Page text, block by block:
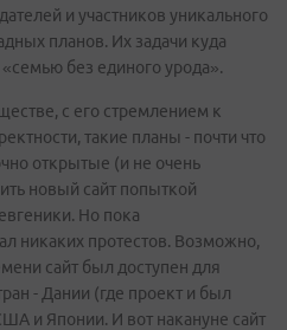
и участников уникального
планов. Их задачи куда
без единого урода».
с его стремлением к
такие планы - почти что
открытые (и не очень
новый сайт попыткой
Но пока
никаких протестов. Возможно,
сайт был доступен для
- Дании (где проект и был
и Японии. И вот накануне сайт